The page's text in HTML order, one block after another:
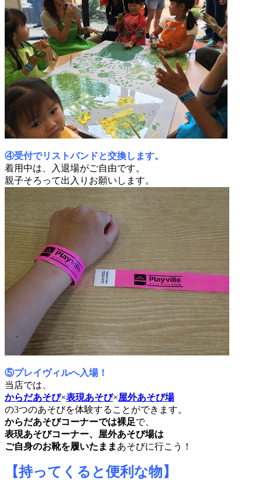
④受付でリストバンドと交換します。
着用中は、入退場がご自由です。
親子そろって出入りお願いします。
⑤プレイヴィルへ入場！
当店では、
からだあそび×表現あそび×屋外あそび場
の3つのあそびを体験することができます。
からだあそびコーナーでは裸足で、
表現あそびコーナー、屋外あそび場は
ご自身のお靴を履いたまま あそびに行こう！
【持ってくると便利な物】